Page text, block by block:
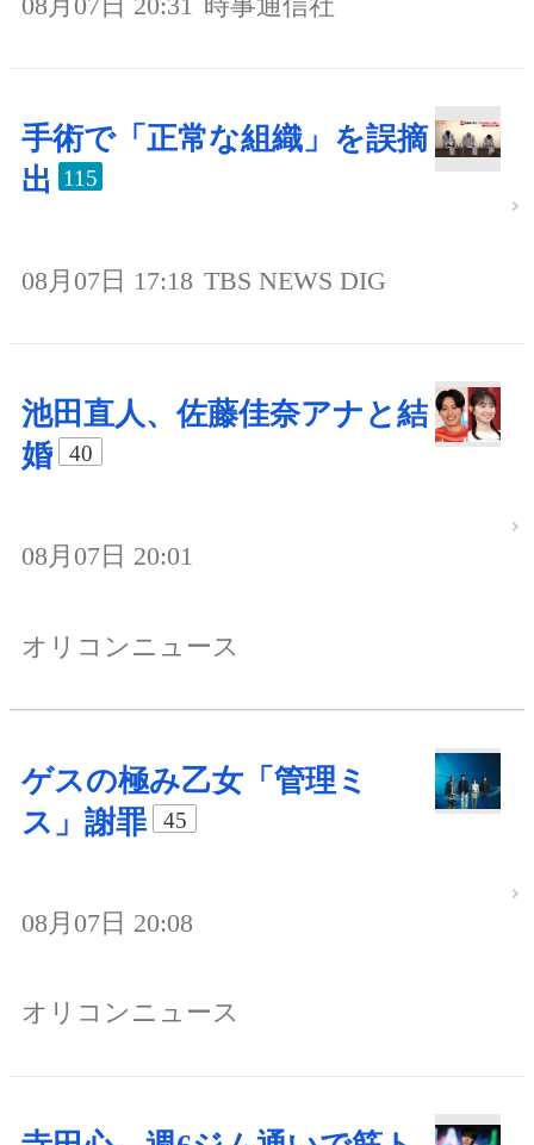
手術で「正常な組織」を誤摘
出
115
08月07日 17:18 TBS NEWS DIG
池田直人、佐藤佳奈アナと結
婚
40
08月07日 20:01
オリコンニュース
ゲスの極み乙女「管理ミ
ス」謝罪
45
08月07日 20:08
オリコンニュース